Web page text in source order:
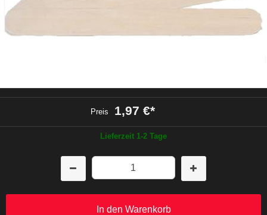
Preis 1,97 €*
Lieferzeit 1-2 Tage
In den Warenkorb